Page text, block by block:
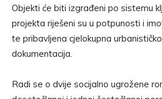
Objekti će biti izgrađeni po sistemu
projekta riješeni su u potpunosti i
te pribavljena cjelokupna
dokumentacija.
Radi se o dvije socijalno ugrožene